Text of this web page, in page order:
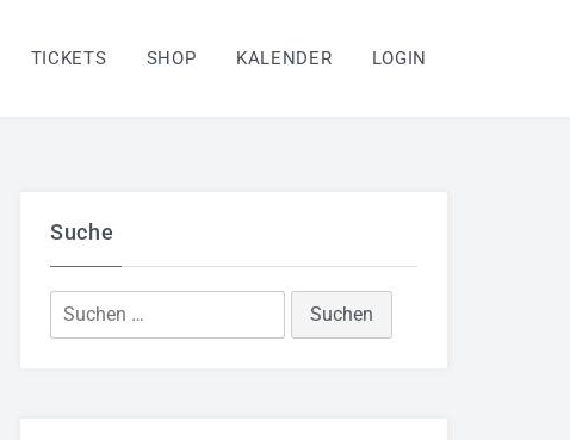
TICKETS SHOP KALENDER LOGIN
Suche
Suchen
nach: